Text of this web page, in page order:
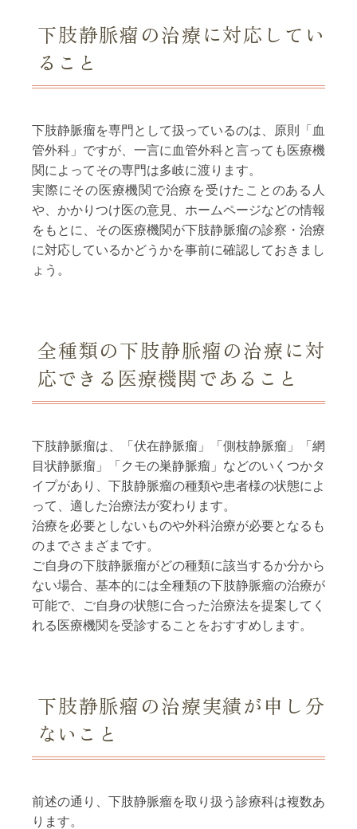
下肢静脈瘤の治療に対応してい
ること
下肢静脈瘤を専門として扱っているのは、原則「血
管外科」ですが、一言に血管外科と言っても医療機
関によってその専門は多岐に渡ります。
実際にその医療機関で治療を受けたことのある人
や、かかりつけ医の意見、ホームページなどの情報
をもとに、その医療機関が下肢静脈瘤の診察・治療
に対応しているかどうかを事前に確認しておきまし
ょう。
全種類の下肢静脈瘤の治療に対
応できる医療機関であること
下肢静脈瘤は、「伏在静脈瘤」「側枝静脈瘤」「網
目状静脈瘤」「クモの巣静脈瘤」などのいくつかタ
イプがあり、下肢静脈瘤の種類や患者様の状態によ
って、適した治療法が変わります。
治療を必要としないものや外科治療が必要となるも
のまでさまざまです。
ご自身の下肢静脈瘤がどの種類に該当するか分から
ない場合、基本的には全種類の下肢静脈瘤の治療が
可能で、ご自身の状態に合った治療法を提案してく
れる医療機関を受診することをおすすめします。
下肢静脈瘤の治療実績が申し分
ないこと
前述の通り、下肢静脈瘤を取り扱う診療科は複数あ
ります。